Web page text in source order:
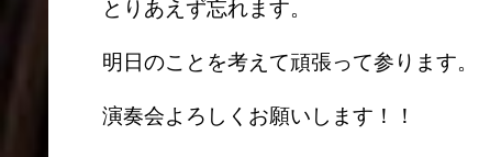
とりあえず忘れます。
明日のことを考えて頑張って参ります。
演奏会よろしくお願いします！！